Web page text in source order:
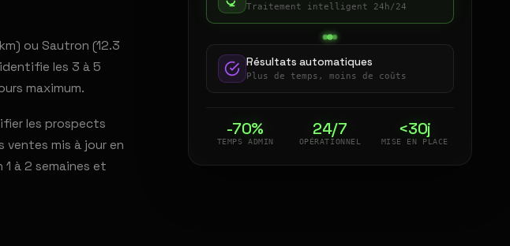
ou Sautron (12.3
les 3 à 5
maximum.
les prospects
mis à jour en
à 2 semaines et
Traitement intelligent 24h/24
Résultats automatiques
Plus de temps, moins de coûts
-70%
TEMPS ADMIN
24/7
OPÉRATIONNEL
<30j
MISE EN PLACE